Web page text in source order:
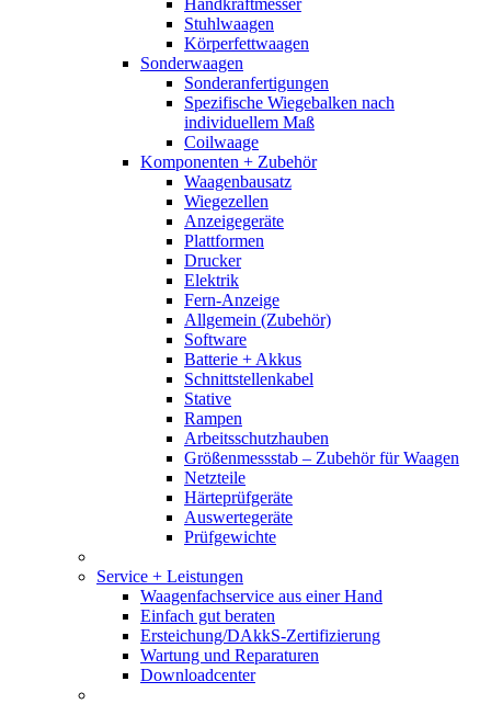
Handkraftmesser
Stuhlwaagen
Körperfettwaagen
Sonderwaagen
Sonderanfertigungen
Spezifische Wiegebalken nach
individuellem Maß
Coilwaage
Komponenten + Zubehör
Waagenbausatz
Wiegezellen
Anzeigegeräte
Plattformen
Drucker
Elektrik
Fern-Anzeige
Allgemein (Zubehör)
Software
Batterie + Akkus
Schnittstellenkabel
Stative
Rampen
Arbeitsschutzhauben
Größenmessstab – Zubehör für Waagen
Netzteile
Härteprüfgeräte
Auswertegeräte
Prüfgewichte
Service + Leistungen
Waagenfachservice aus einer Hand
Einfach gut beraten
Ersteichung/DAkkS-Zertifizierung
Wartung und Reparaturen
Downloadcenter